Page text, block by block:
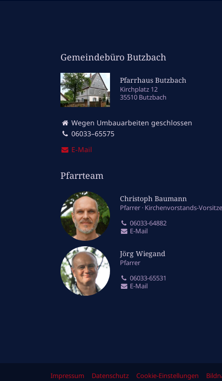
Gemeindebüro Butzbach
Pfarrhaus Butzbach
Kirchplatz 12
35510 Butzbach
Wegen Umbauarbeiten geschlossen
06033–65575
E‑Mail
Pfarrteam
Christoph Baumann
Pfarrer Kirchenvorstands-
06033-64882
E-Mail
Jörg Wiegand
Pfarrer
06033-65531
E-Mail
Impressum Datenschutz Cookie-Einstellungen